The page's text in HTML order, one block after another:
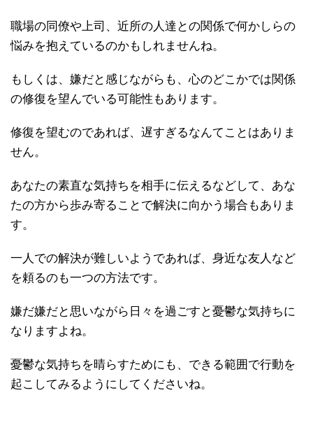
職場の同僚や上司、近所の人達との関係で何かしらの
悩みを抱えているのかもしれませんね。
もしくは、嫌だと感じながらも、心のどこかでは関係
の修復を望んでいる可能性もあります。
修復を望むのであれば、遅すぎるなんてことはありま
せん。
あなたの素直な気持ちを相手に伝えるなどして、あな
たの方から歩み寄ることで解決に向かう場合もありま
す。
一人での解決が難しいようであれば、身近な友人など
を頼るのも一つの方法です。
嫌だ嫌だと思いながら日々を過ごすと憂鬱な気持ちに
なりますよね。
憂鬱な気持ちを晴らすためにも、できる範囲で行動を
起こしてみるようにしてくださいね。